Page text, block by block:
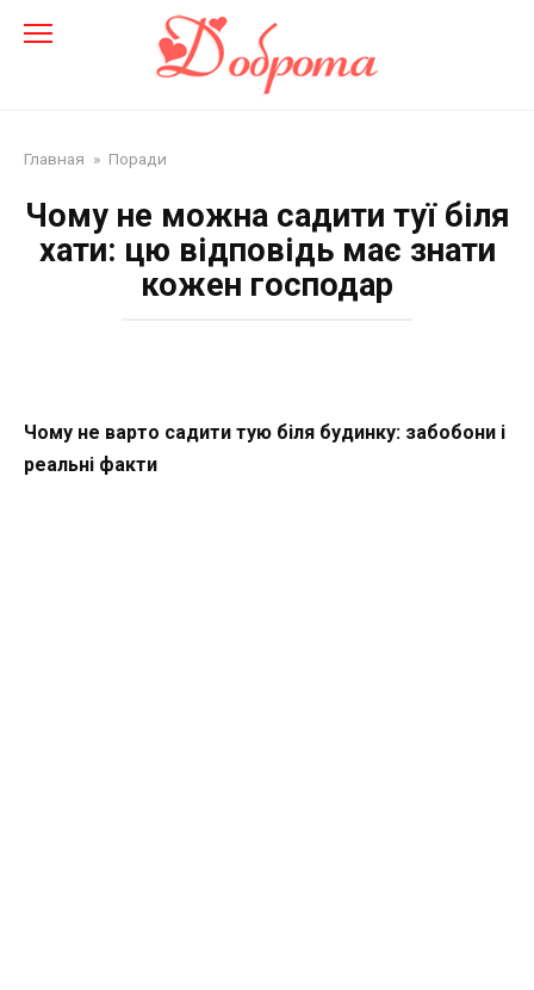
Главная » Поради
Чому не можна садити туї біля
хати: цю відповідь має знати
кожен господар
Чому не варто садити тую біля будинку: забобони і
реальні факти